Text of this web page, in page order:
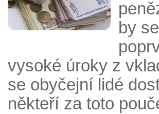
by
vysoké úroky z
se obyčejní lidé
někteří za toto